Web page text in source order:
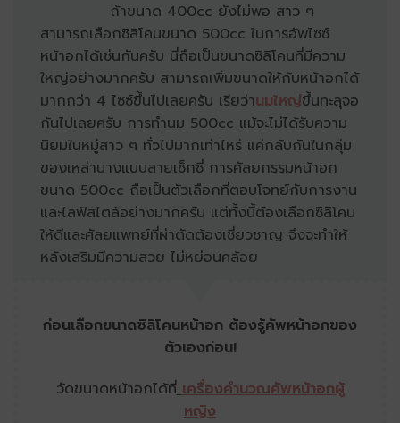
ถ้าขนาด 400cc ยังไม่พอ สาว ๆ
สามารถเลือกซิลิโคนขนาด 500cc ในการอัพไซซ์
หน้าอกได้เช่นกันครับ นี่ถือเป็นขนาดซิลิโคนที่มีความ
ใหญ่อย่างมากครับ สามารถเพิ่มขนาดให้กับหน้าอกได้
มากกว่า 4 ไซซ์ขึ้นไปเลยครับ เรียว่านมใหญ่ขึ้นทะลุจอ
กันไปเลยครับ การทำนม 500cc แม้จะไม่ได้รับความ
นิยมในหมู่สาว ๆ ทั่วไปมากเท่าไหร่ แค่กลับกันในกลุ่ม
ของเหล่านางแบบสายเซ็กซี่ การศัลยกรรมหน้าอก
ขนาด 500cc ถือเป็นตัวเลือกที่ตอบโจทย์กับการงาน
และไลฟ์สไตล์อย่างมากครับ แต่ทั้งนี้ต้องเลือกซิลิโคน
ให้ดีและศัลยแพทย์ที่ผ่าตัดต้องเชี่ยวชาญ จึงจะทำให้
หลังเสริมมีความสวย ไม่หย่อนคล้อย
ก่อนเลือกขนาดซิลิโคนหน้าอก ต้องรู้คัพหน้าอกของ
ตัวเองก่อน!
วัดขนาดหน้าอกได้ที่ เครื่องคำนวณคัพหน้าอกผู้
หญิง